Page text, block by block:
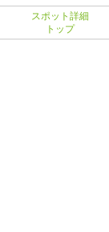
スポット詳細
トップ